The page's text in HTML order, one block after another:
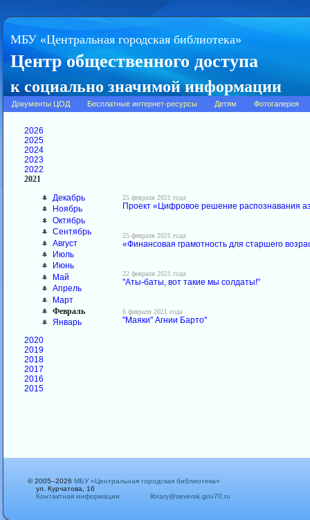
МБУ «Центральная городская библиотека»
Центр общественного доступа
к социально значимой информации
Документы ЦОД Бесплатные интернет-ресурсы Детям Фотогалерея
2026
2025
2024
2023
2022
2021
Декабрь
Ноябрь
Октябрь
Сентябрь
Август
Июль
Июнь
Май
Апрель
Март
Февраль
Январь
2020
2019
2018
2017
2016
2015
25 февраля 2021 года
Проект «Цифровое решение распознавания
25 февраля 2021 года
«Финансовая грамотность для старшего
22 февраля 2021 года
"Аты-баты, вот такие мы солдаты!"
6 февраля 2021 года
"Маяки" Агнии Барто"
© 2005–2026 МБУ «Центральная городская библиотека»
ул. Курчатова, 16
Контактная информация
library@seversk.gov70.ru